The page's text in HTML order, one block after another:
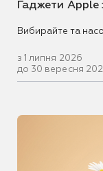
Гаджети
Вибирайте та
з 1 липня 2026
до 30 вересня